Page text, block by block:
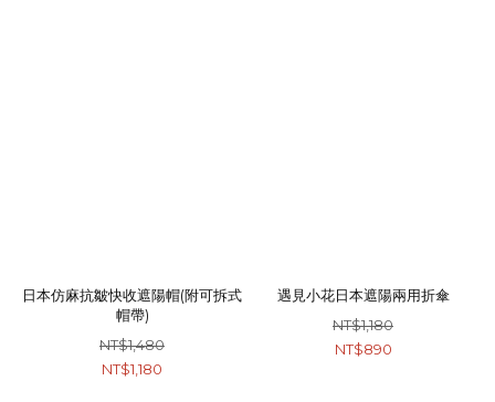
日本仿麻抗皺快收遮陽帽(附可拆式
帽帶)
NT$1,480
NT$1,180
遇見小花日本遮陽兩用折傘
NT$1,180
NT$890